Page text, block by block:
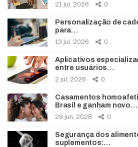
21 jul, 2026 0
Personalização de
para…
13 jul, 2026 0
Aplicativos
entre usuários…
2 jul, 2026 0
Casamentos
Brasil e ganham novo…
29 jun, 2026 0
Segurança dos
suplementos:…